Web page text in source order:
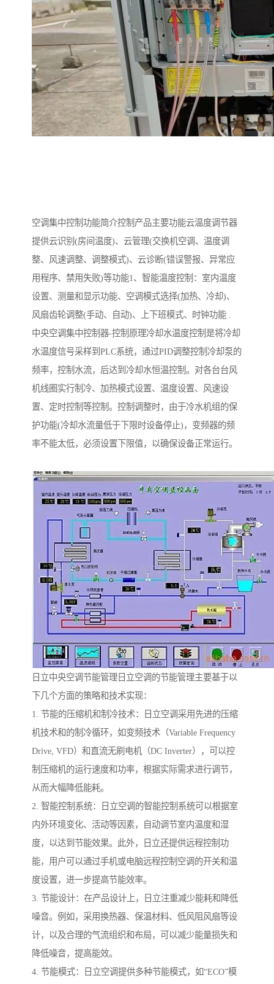
空调集中控制功能简介控制产品主要功能云温度调节器
提供云识别(房间温度)、云管理(交换机空调、温度调
整、风速调整、调整模式)、云诊断(错误警报、异常应
用程序、禁用失败)等功能1、智能温度控制：室内温度
设置、测量和显示功能、空调模式选择(加热、冷却)、
风扇齿轮调整(手动、自动)、上下班模式、时钟功能 .
中央空调集中控制器-控制原理冷却水温度控制是将冷却
水温度信号采样到PLC系统，通过PID调整控制冷却泵的
频率，控制水流，后达到冷却水恒温控制。对各台台风
机线圈实行制冷、加热模式设置、温度设置、风速设
置、定时控制等控制。控制调整时，由于冷水机组的保
护功能(冷却水流量低于下限时设备停止)，变频器的频
率不能太低，必须设置下限值，以确保设备正常运行。
日立中央空调节能管理日立空调的节能管理主要基于以
下几个方面的策略和技术实现：
1. 节能的压缩机和制冷技术：日立空调采用先进的压缩
机技术和的制冷循环，如变频技术（Variable Frequency
Drive, VFD）和直流无刷电机（DC Inverter），可以控
制压缩机的运行速度和功率，根据实际需求进行调节，
从而大幅降低能耗。
2. 智能控制系统：日立空调的智能控制系统可以根据室
内外环境变化、活动等因素，自动调节室内温度和湿
度，以达到节能效果。此外，日立还提供远程控制功
能，用户可以通过手机或电脑远程控制空调的开关和温
度设置，进一步提高节能效率。
3. 节能设计：在产品设计上，日立注重减少能耗和降低
噪音。例如，采用换热器、保温材料、低风阻风扇等设
计，以及合理的气流组织和布局，可以减少能量损失和
降低噪音，提高能效。
4. 节能模式：日立空调提供多种节能模式，如“ECO”模